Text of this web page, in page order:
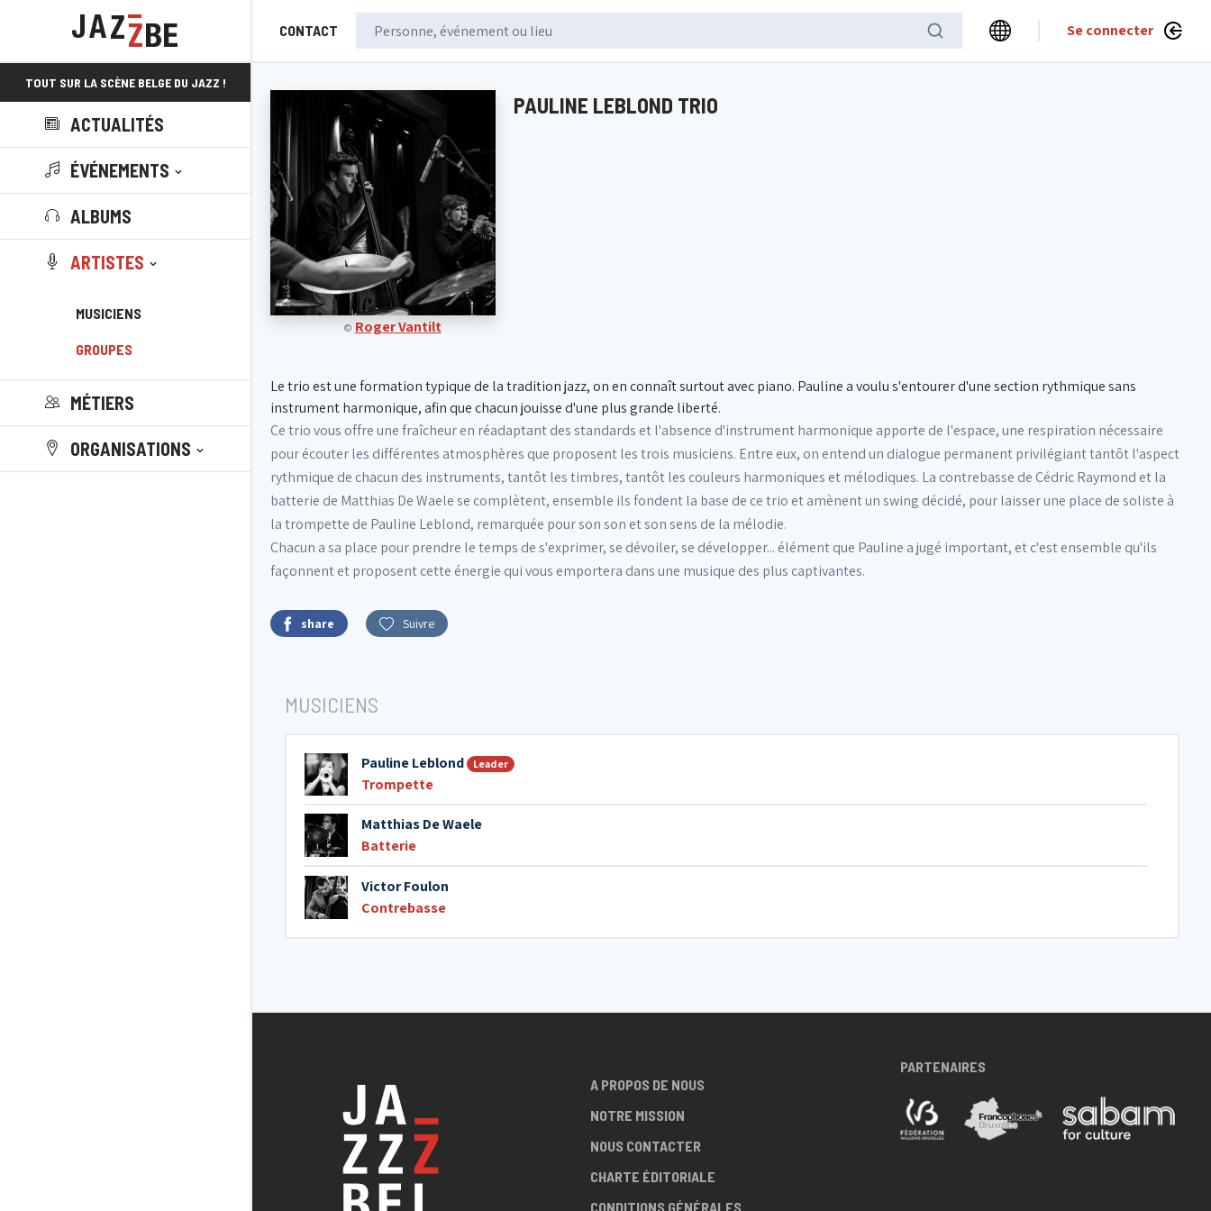
CONTACT Se connecter
TOUT SUR LA SCÈNE BELGE DU JAZZ !
ACTUALITÉS
ÉVÉNEMENTS
ALBUMS
ARTISTES
MUSICIENS
GROUPES
MÉTIERS
ORGANISATIONS
© Roger Vantilt
PAULINE LEBLOND TRIO
Le trio est une formation typique de la tradition jazz, on en connaît surtout avec piano. Pauline a voulu s'entourer d'une section rythmique sans
instrument harmonique, afin que chacun jouisse d'une plus grande liberté.
Ce trio vous offre une fraîcheur en réadaptant des standards et l'absence d'instrument harmonique apporte de l'espace, une respiration nécessaire
pour écouter les différentes atmosphères que proposent les trois musiciens. Entre eux, on entend un dialogue permanent privilégiant tantôt l'aspect
rythmique de chacun des instruments, tantôt les timbres, tantôt les couleurs harmoniques et mélodiques. La contrebasse de Cédric Raymond et la
batterie de Matthias De Waele se complètent, ensemble ils fondent la base de ce trio et amènent un swing décidé, pour laisser une place de soliste à
la trompette de Pauline Leblond, remarquée pour son son et son sens de la mélodie.
Chacun a sa place pour prendre le temps de s'exprimer, se dévoiler, se développer... élément que Pauline a jugé important, et c'est ensemble qu'ils
façonnent et proposent cette énergie qui vous emportera dans une musique des plus captivantes.
share Suivre
MUSICIENS
Pauline Leblond Leader
Trompette
Matthias De Waele
Batterie
Victor Foulon
Contrebasse
A PROPOS DE NOUS
NOTRE MISSION
NOUS CONTACTER
CHARTE ÉDITORIALE
CONDITIONS GÉNÉRALES
PARTENAIRES